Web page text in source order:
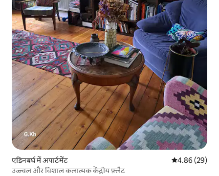
एडिनबर्घ में अपार्टमेंट औसत रेटिंग 5 में
4.86 (29)
उज्ज्वल और विशाल कलात्मक केंद्रीय फ़्लैट